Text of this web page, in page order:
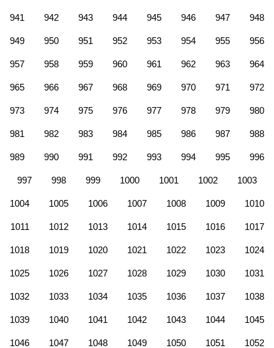
941 942 943 944 945 946 947 948
949 950 951 952 953 954 955 956
957 958 959 960 961 962 963 964
965 966 967 968 969 970 971 972
973 974 975 976 977 978 979 980
981 982 983 984 985 986 987 988
989 990 991 992 993 994 995 996
997 998 999 1000 1001 1002 1003
1004 1005 1006 1007 1008 1009 1010
1011 1012 1013 1014 1015 1016 1017
1018 1019 1020 1021 1022 1023 1024
1025 1026 1027 1028 1029 1030 1031
1032 1033 1034 1035 1036 1037 1038
1039 1040 1041 1042 1043 1044 1045
1046 1047 1048 1049 1050 1051 1052